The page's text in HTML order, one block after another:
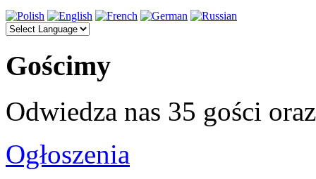
Gościmy
Odwiedza nas 35 gości
Ogłoszenia